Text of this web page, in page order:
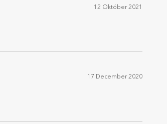
12 Október 2021
17 December 2020